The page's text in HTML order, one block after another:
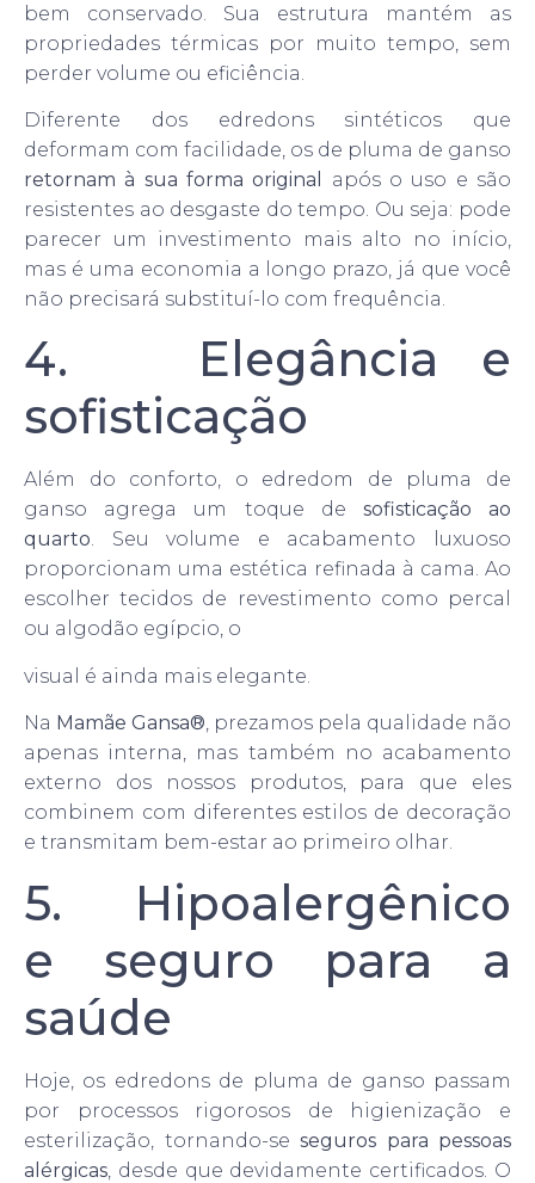
bem conservado. Sua estrutura mantém as
propriedades térmicas por muito tempo, sem
perder volume ou eficiência.
Diferente dos edredons sintéticos que
deformam com facilidade, os de pluma de ganso
retornam à sua forma original após o uso e são
resistentes ao desgaste do tempo. Ou seja: pode
parecer um investimento mais alto no início,
mas é uma economia a longo prazo, já que você
não precisará substituí-lo com frequência.
4. Elegância e
sofisticação
Além do conforto, o edredom de pluma de
ganso agrega um toque de sofisticação ao
quarto. Seu volume e acabamento luxuoso
proporcionam uma estética refinada à cama. Ao
escolher tecidos de revestimento como percal
ou algodão egípcio, o
visual é ainda mais elegante.
Na Mamãe Gansa®, prezamos pela qualidade não
apenas interna, mas também no acabamento
externo dos nossos produtos, para que eles
combinem com diferentes estilos de decoração
e transmitam bem-estar ao primeiro olhar.
5. Hipoalergênico
e seguro para a
saúde
Hoje, os edredons de pluma de ganso passam
por processos rigorosos de higienização e
esterilização, tornando-se seguros para pessoas
alérgicas , desde que devidamente certificados. O